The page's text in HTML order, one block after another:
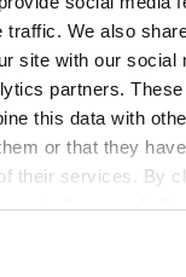
traffic. We also
site with our social
partners.
this data with
or that they
their services. By
to the use of all
does not
MySQL,